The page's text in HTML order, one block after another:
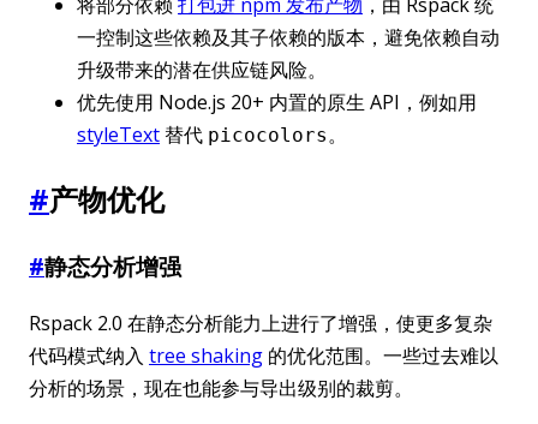
一控制这些依赖及其子依赖的版本，避免依赖自动
升级带来的潜在供应链风险。
优先使用 Node.js 20+ 内置的原生 API，例如用
styleText 替代 picocolors。
#产物优化
#静态分析增强
Rspack 2.0 在静态分析能力上进行了增强，使更多复杂
代码模式纳入 tree shaking 的优化范围。一些过去难以
分析的场景，现在也能参与导出级别的裁剪。